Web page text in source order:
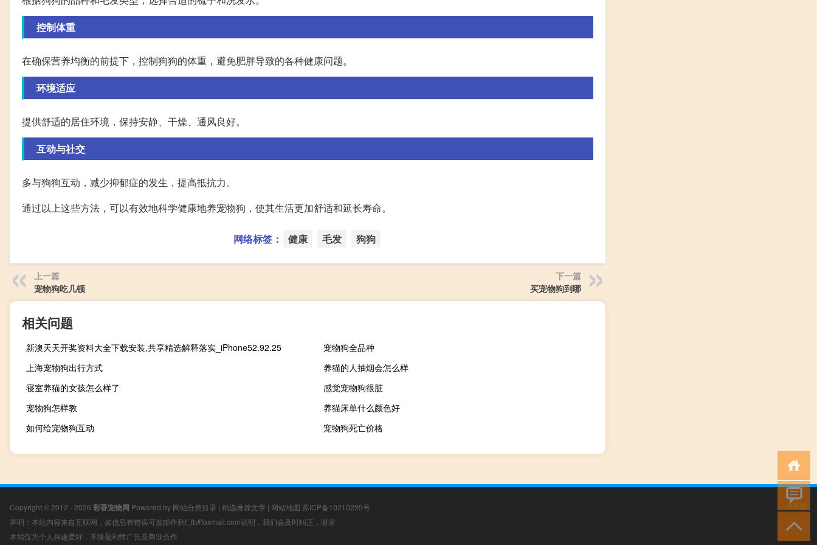
控制体重
在确保营养均衡的前提下，控制狗狗的体重，避免肥胖导致的各种健康问题。
环境适应
提供舒适的居住环境，保持安静、干燥、通风良好。
互动与社交
多与狗狗互动，减少抑郁症的发生，提高抵抗力。
通过以上这些方法，可以有效地科学健康地养宠物狗，使其生活更加舒适和延长寿命。
网络标签： 健康 毛发 狗狗
上一篇
宠物狗吃几顿
下一篇
买宠物狗到哪
相关问题
新澳天天开奖资料大全下载安装,共享精选解释落实_iPhone52.92.25
宠物狗全品种
上海宠物狗出行方式
养猫的人抽烟会怎么样
寝室养猫的女孩怎么样了
感觉宠物狗很脏
宠物狗怎样教
养猫床单什么颜色好
如何给宠物狗互动
宠物狗死亡价格
Copyright © 2012 - 2026 彩香宠物网 Powered by 网站分类目录 | 精选推荐文章 | 网站地图 苏ICP备10210235号
声明：本站内容来自互联网，如信息有错误可发邮件到f_fb#foxmail.com说明，我们会及时纠正，谢谢
本站仅为个人兴趣爱好，不接盈利性广告及商业合作
小男孩